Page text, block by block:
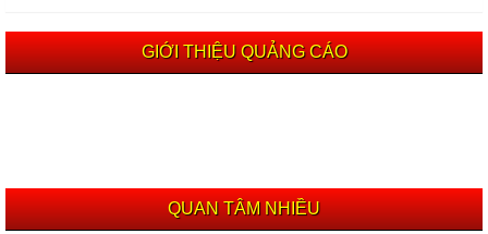
GIỚI THIỆU QUẢNG CÁO
QUAN TÂM NHIỀU